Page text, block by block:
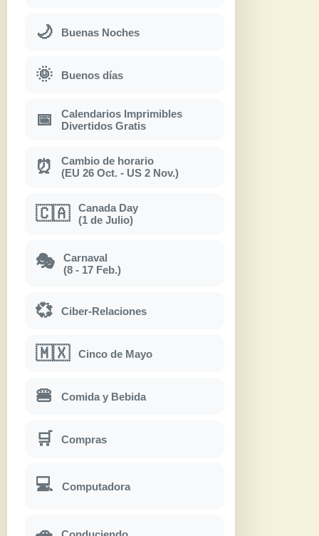
🌙 Buenas Noches
🌞 Buenos días
📅
Calendarios Imprimibles
Divertidos Gratis
⏰
Cambio de horario
(EU 26 Oct. - US 2 Nov.)
🇨🇦
Canada Day
(1 de Julio)
🎭
Carnaval
(8 - 17 Feb.)
💞 Ciber-Relaciones
🇲🇽 Cinco de Mayo
🍔 Comida y Bebida
🛒 Compras
💻 Computadora